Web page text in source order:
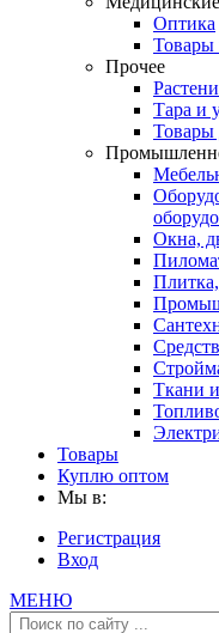
Оптика
Товары
Прочее
Тара и
Товары
Окна,
Ткани
Товары
Куплю оптом
Мы в:
Регистрация
Вход
МЕНЮ